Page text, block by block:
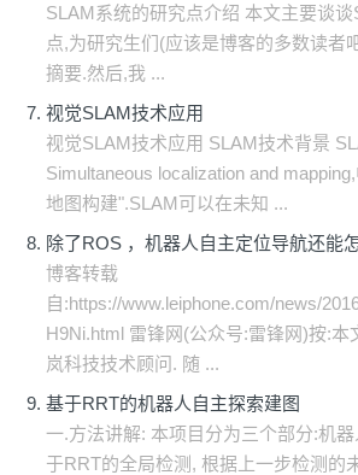
SLAM系统的研究点介绍 本文主要谈
点,为研究生们(应该是博客的多数读者
摘要.然后,我 ...
视觉SLAM技术应用
视觉SLAM技术应用 SLAM技术背景
Simultaneous localization and
地图构建".SLAM可以在未知 ...
除了ROS ，机器人自主定位导航还能怎
博客转载
自:https://www.leiphone.com/news/
H9Ni.html 雷锋网(公众号:雷锋网)按:本
岚科技技术顾问. 随 ...
基于RRT的机器人自主探索建图
一.方法讲解: 本项目分为三个部分:机
于RRT的全局检测, 根据上一步检测的